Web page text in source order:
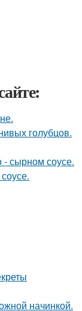
голубцов.
- сырном соусе.
начинкой.